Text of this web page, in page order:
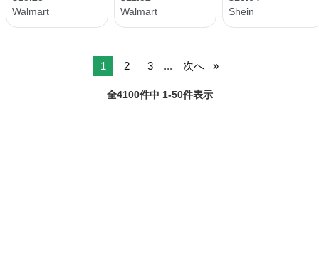
1 2 3 ... 次へ
全4100件中 1-50件表示